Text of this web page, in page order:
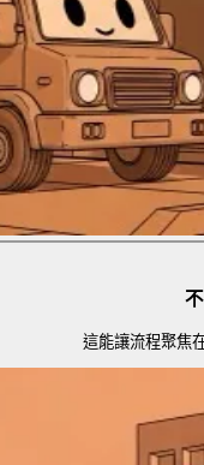
這能讓流程聚焦